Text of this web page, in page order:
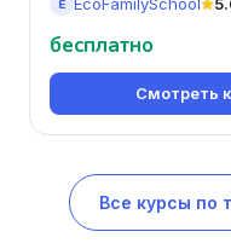
E
бесплатно
Смотреть
Все курсы по